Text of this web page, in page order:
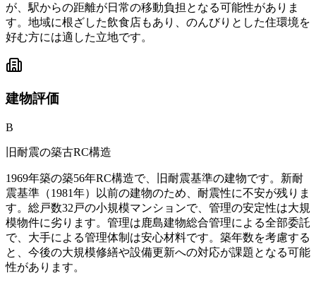
が、駅からの距離が日常の移動負担となる可能性がありま
す。地域に根ざした飲食店もあり、のんびりとした住環境を
好む方には適した立地です。
建物評価
B
旧耐震の築古RC構造
1969年築の築56年RC構造で、旧耐震基準の建物です。新耐
震基準（1981年）以前の建物のため、耐震性に不安が残りま
す。総戸数32戸の小規模マンションで、管理の安定性は大規
模物件に劣ります。管理は鹿島建物総合管理による全部委託
で、大手による管理体制は安心材料です。築年数を考慮する
と、今後の大規模修繕や設備更新への対応が課題となる可能
性があります。